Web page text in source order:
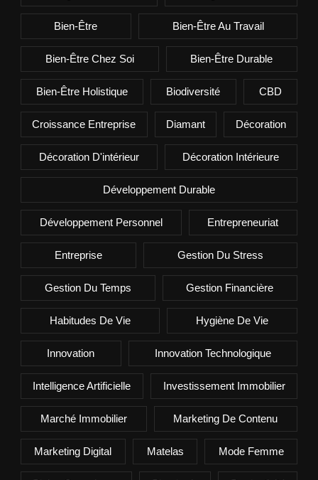
Bien-Être Bien-Être Au Travail
Bien-Être Chez Soi Bien-Être Durable
Bien-Être Holistique Biodiversité CBD
Croissance Entreprise Diamant Décoration
Décoration D'intérieur Décoration Intérieure
Développement Durable
Développement Personnel Entrepreneuriat
Entreprise Gestion Du Stress
Gestion Du Temps Gestion Financière
Habitudes De Vie Hygiène De Vie
Innovation Innovation Technologique
Intelligence Artificielle Investissement Immobilier
Marché Immobilier Marketing De Contenu
Marketing Digital Matelas Mode Femme